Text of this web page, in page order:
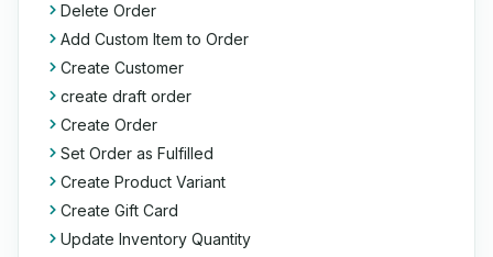
Delete Order
Add Custom Item to Order
Create Customer
create draft order
Create Order
Set Order as Fulfilled
Create Product Variant
Create Gift Card
Update Inventory Quantity